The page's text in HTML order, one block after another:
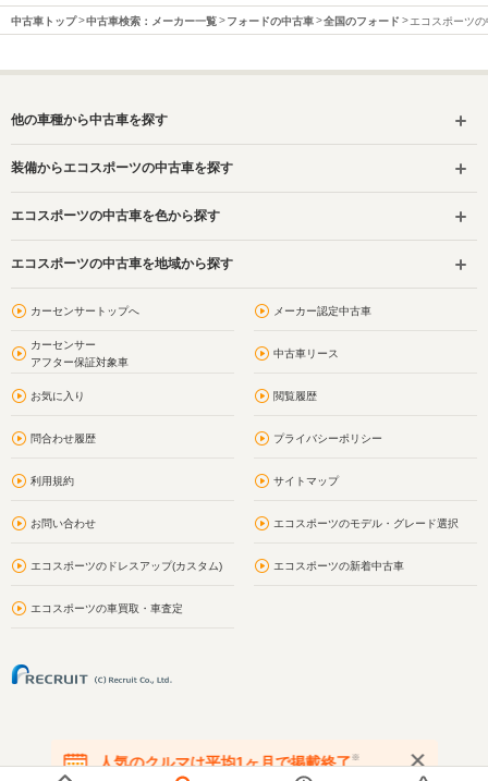
中古車トップ 中古車検索：メーカー一覧 フォードの中古車 全国のフォード エコスポーツの
他の車種から中古車を探す
装備からエコスポーツの中古車を探す
エコスポーツの中古車を色から探す
エコスポーツの中古車を地域から探す
カーセンサートップへ メーカー認定中古車
カーセンサー
アフター保証対象車
中古車リース
お気に入り 閲覧履歴
問合わせ履歴 プライバシーポリシー
利用規約 サイトマップ
お問い合わせ エコスポーツのモデル・グレード選択
エコスポーツのドレスアップ(カスタム) エコスポーツの新着中古車
エコスポーツの車買取・車査定
人気のクルマは平均1ヶ月で掲載終了※